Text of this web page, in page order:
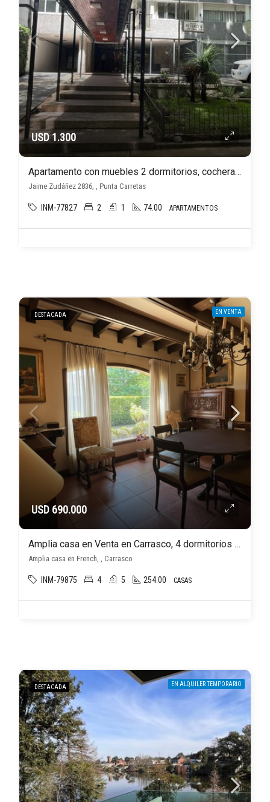
USD 1.300
Apartamento con muebles 2 dormitorios, cochera, en Punta Carretas
Jaime Zudáñez 2836, , Punta Carretas
INM-77827 2 1 74.00 APARTAMENTOS
DESTACADA EN VENTA
USD 690.000
Amplia casa en Venta en Carrasco, 4 dormitorios 5 baños. OPORTUNIDAD!
Amplia casa en French, , Carrasco
INM-79875 4 5 254.00 CASAS
DESTACADA EN ALQUILER TEMPORARIO